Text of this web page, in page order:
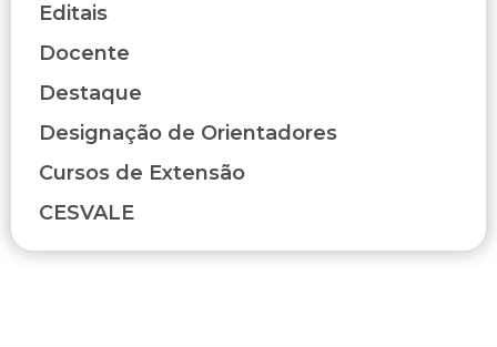
Editais
Docente
Destaque
Designação de Orientadores
Cursos de Extensão
CESVALE